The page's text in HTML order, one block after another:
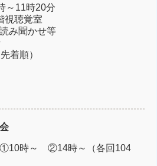
～11時20分
聴覚室
み聞かせ等
着順）
時～ ②14時～（各回104